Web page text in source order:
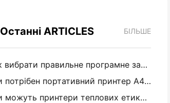
Останні ARTICLES БІЛЬШЕ
Як вибрати правильне програмне забезпечення для вашого невеликого або середнього ресторану
Чи потрібен портативний принтер A4 для складських рахунків? Що дійсно працює
Чи можуть принтери теплових етикеток робити водонепроникні етикетки для продуктів малого бізнесу?